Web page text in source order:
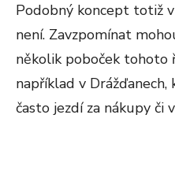
Podobný koncept totiž
není. Zavzpomínat
několik poboček tohoto
například v
často jezdí za nákupy či